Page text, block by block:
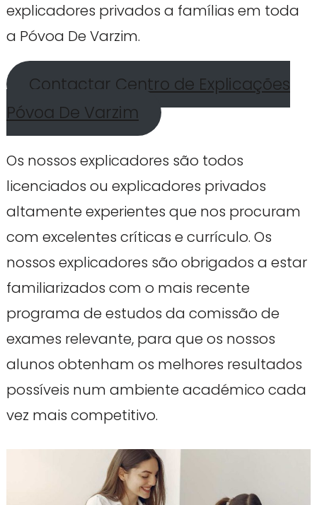
explicadores privados a famílias em toda
a Póvoa De Varzim.
Contactar Centro de Explicações
Póvoa De Varzim
Os nossos explicadores são todos
licenciados ou explicadores privados
altamente experientes que nos procuram
com excelentes críticas e currículo. Os
nossos explicadores são obrigados a estar
familiarizados com o mais recente
programa de estudos da comissão de
exames relevante, para que os nossos
alunos obtenham os melhores resultados
possíveis num ambiente académico cada
vez mais competitivo.